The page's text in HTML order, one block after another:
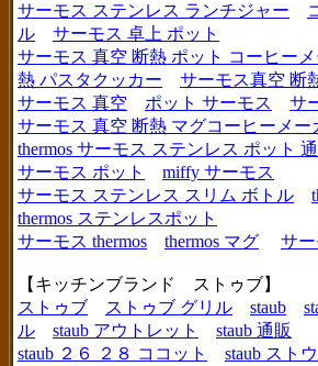
サーモス ステンレス ランチジャー
ル
サーモス 卓上 ポット
サーモス 真空 断熱 ポット コーヒー
熱 パスタクッカー
サーモス真空 断
サーモス 真空
ポット サーモス サ
サーモス 真空 断熱 マグコーヒーメー
thermos サーモス ステンレス ポット
サーモス ポット
miffy サーモス
サーモス ステンレス スリム ボトル
thermos ステンレスポット
サーモス thermos
thermos マグ サ
【キッチンブランド ストゥブ】
ストゥブ
ストゥブ グリル staub
ル
staub アウトレット
staub 通販
staub ２６ ２８ ココット
staub スト